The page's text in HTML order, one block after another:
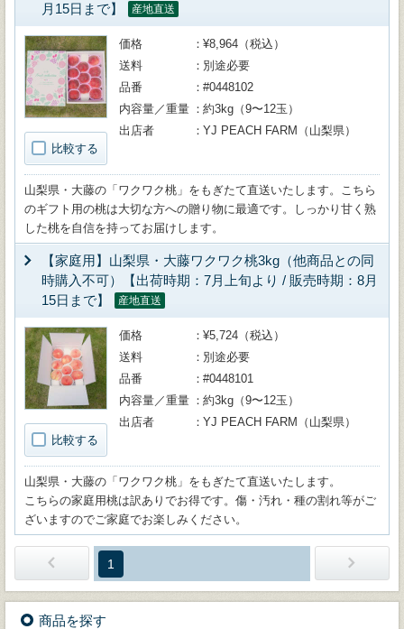
月15日まで】
産地直送
比較する
価格
¥8,964（税込）
送料
別途必要
品番
#0448102
内容量／重量
約3kg（9〜12玉）
出店者
YJ PEACH FARM（山梨県）
山梨県・大藤の「ワクワク桃」をもぎたて直送いたします。こちら
のギフト用の桃は大切な方への贈り物に最適です。しっかり甘く熟
した桃を自信を持ってお届けします。
【家庭用】山梨県・大藤ワクワク桃3kg（他商品との同
時購入不可）【出荷時期：7月上旬より / 販売時期：8月
15日まで】
産地直送
比較する
価格
¥5,724（税込）
送料
別途必要
品番
#0448101
内容量／重量
約3kg（9〜12玉）
出店者
YJ PEACH FARM（山梨県）
山梨県・大藤の「ワクワク桃」をもぎたて直送いたします。
こちらの家庭用桃は訳ありでお得です。傷・汚れ・種の割れ等がご
ざいますのでご家庭でお楽しみください。
1
商品を探す